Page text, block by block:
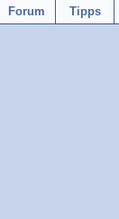
Forum Tipps